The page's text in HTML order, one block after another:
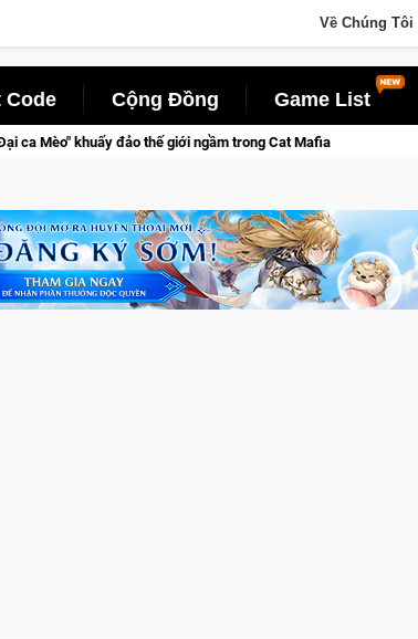
Về Chúng Tôi
Code Cộng Đồng Game List
Cat Mafia